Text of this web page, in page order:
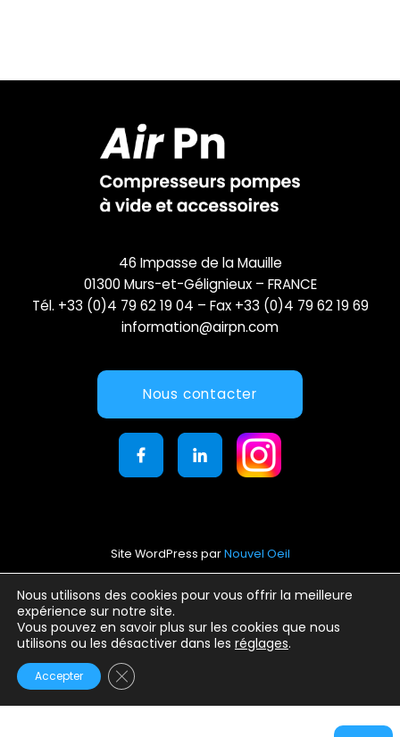
Nous utilisons des cookies pour vous offrir la meilleure
expérience sur notre site.
Vous pouvez en savoir plus sur les cookies que nous
utilisons ou les désactiver dans les réglages.
Accepter Fermer la bannière des cookies GDPR
46 Impasse de la Mauille
01300 Murs-et-Gélignieux – FRANCE
Tél. +33 (0)4 79 62 19 04 – Fax +33 (0)4 79 62 19 69
information@airpn.com
Nous contacter
Site WordPress parNouvel Oeil
Mentions légales
Conditions générales d’utilisation
Politique de confidentialité